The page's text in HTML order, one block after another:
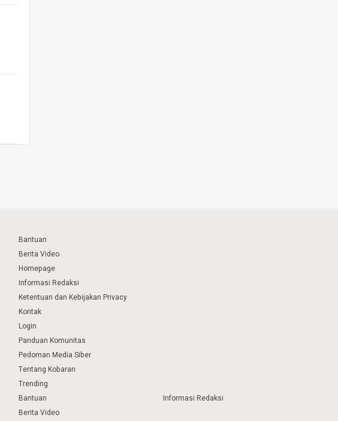
Bantuan
Berita Video
Homepage
Informasi Redaksi
Ketentuan dan Kebijakan Privacy
Kontak
Login
Panduan Komunitas
Pedoman Media Siber
Tentang Kobaran
Trending
Bantuan
Berita Video
Informasi Redaksi